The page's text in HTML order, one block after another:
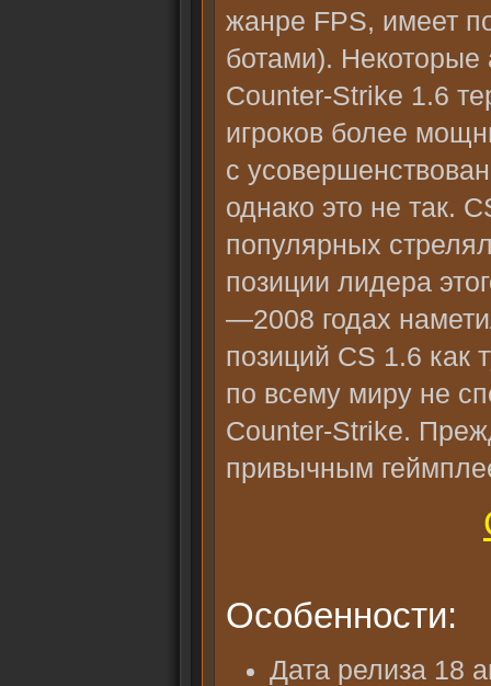
жанре FPS, имеет
ботами). Некоторые
Counter-Strike 1.6
игроков более
с
однако это не так.
популярных
позиции лидера
—2008 годах
позиций CS 1.6
по всему миру не
Counter-Strike.
привычным
Особенности:
Дата релиза 18